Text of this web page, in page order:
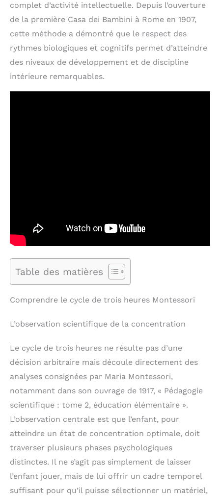
complet d’activité intellectuelle. Depuis l’ouverture
de la première Casa dei Bambini à Rome en 1907,
cette méthode a démontré que le respect des
rythmes biologiques et cognitifs permet d’atteindre
des niveaux de développement et de discipline
intérieure remarquables.
Table des matières
Comprendre le cycle de trois heures Montessori
L’observation scientifique de la concentration
Le cycle de trois heures ne résulte pas d’une
décision arbitraire mais découle directement des
analyses consignées par Maria Montessori,
notamment dans son ouvrage de 1917, « Pédagogie
scientifique : tome 2, éducation élémentaire ».
L’observation centrale est que l’enfant, pour
atteindre un état de concentration optimale, doit
traverser plusieurs phases psychologiques
distinctes. Il ne s’agit pas simplement de laisser
l’enfant jouer, mais de lui offrir un cadre temporel
suffisant pour qu’il puisse sélectionner un matériel,